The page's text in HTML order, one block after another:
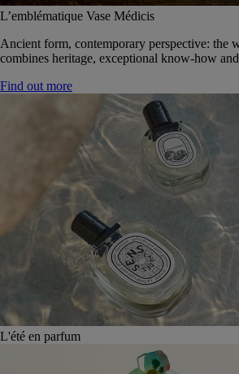
L’emblématique Vase Médicis
Ancient form, contemporary perspective: the
combines heritage, exceptional know-how
Find out more
L'été en parfum